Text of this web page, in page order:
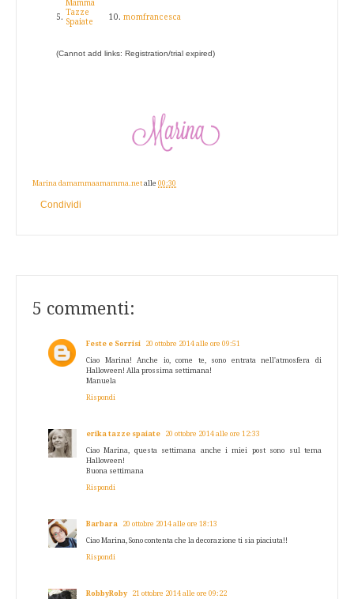
Mamma
5.
Tazze
Spaiate
10. momfrancesca
(Cannot add links: Registration/trial expired)
Marina damammaamamma.net alle 00:30
Condividi
5 commenti:
Feste e Sorrisi 20 ottobre 2014 alle ore 09:51
Ciao Marina! Anche io, come te, sono entrata nell'atmosfera di
Halloween! Alla prossima settimana!
Manuela
Rispondi
erika tazze spaiate 20 ottobre 2014 alle ore 12:33
Ciao Marina, questa settimana anche i miei post sono sul tema
Halloween!
Buona settimana
Rispondi
Barbara 20 ottobre 2014 alle ore 18:13
Ciao Marina, Sono contenta che la decorazione ti sia piaciuta!!
Rispondi
RobbyRoby 21 ottobre 2014 alle ore 09:22